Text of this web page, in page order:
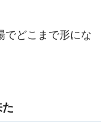
でどこまで形にな